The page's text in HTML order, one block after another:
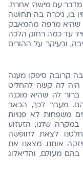
מדבר עם מישהי אחרת.
בו, ניכרה בה תחושה
שהיא מרפה מהמאבק
עד כמה רחוק הלכה
ובעיקר על ההורים
קרובה סיפקו מענה
היה לה קשה להחליט
לה שהיא מוכנה
מעבר לכך, הכאב
משפחות לא פנויות
במקרה שלנו, הזעזוע
לצאת לחופשה
אותנו. מצאנו את
בהם מעולם, והדיאלוג